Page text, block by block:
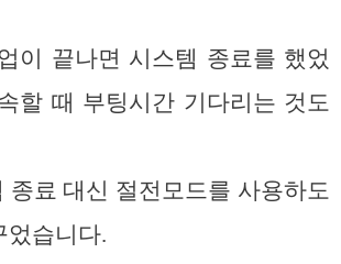
이 끝나면 시스템 종료를 했었
할 때 부팅시간 기다리는 것도
종료 대신 절전모드를 사용하도
었습니다.